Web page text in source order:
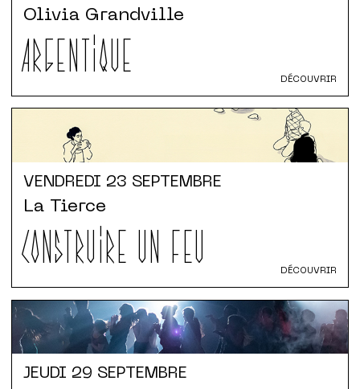
ARGENTIQUE
Olivia Grandville
DÉCOUVRIR
VENDREDI 23 SEPTEMBRE
CONSTRUIRE UN FEU
La Tierce
DÉCOUVRIR
JEUDI 29 SEPTEMBRE